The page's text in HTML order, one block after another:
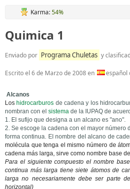
Karma:54%
Quimica 1
Enviado por Programa Chuletas y
Escrito el 6 de Marzo de 2008en español
Alcanos
Los hidrocarburos de cadena y los
nombran con el sistema de la IUPAQ de
1. El sufijo que designa a un alcano es "ano".
2. Se escoge la cadena con el mayor número
forma continua. El nombre del alcano de
molécula que tenga el mismo número de
cadena más larga, sirve como nombre base
Para el siguiente compuesto el nombre
continua más larga tiene siete átomos de
larga no necesariamente debe ser parte
horizontal)